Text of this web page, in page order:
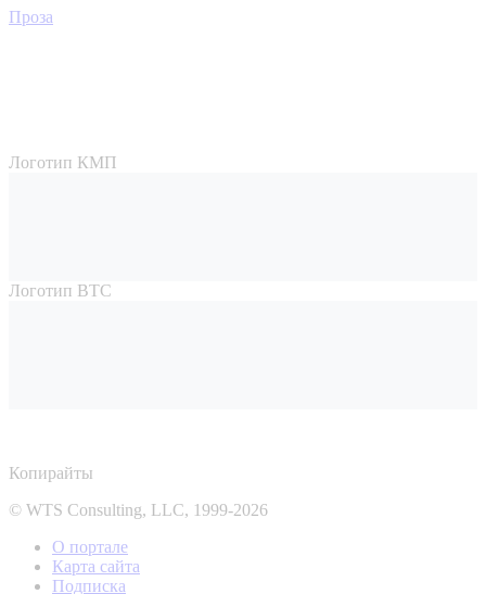
Проза
Логотип КМП
Логотип ВТС
Копирайты
© WTS Consulting, LLC, 1999-2026
О портале
Карта сайта
Подписка